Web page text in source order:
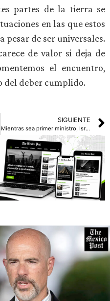
partes de la tierra se
en las que estos
pesar de ser universales.
de valor si deja de
el encuentro,
del deber cumplido.
SIGUIENTE
Mientras sea primer ministro, Israel mantendrá su ocupación en el sur del Líbano: Netanyahu